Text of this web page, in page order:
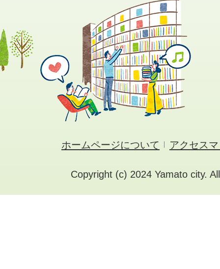
ホームページについて アクセス
Copyright (c) 2024 Yamato city.